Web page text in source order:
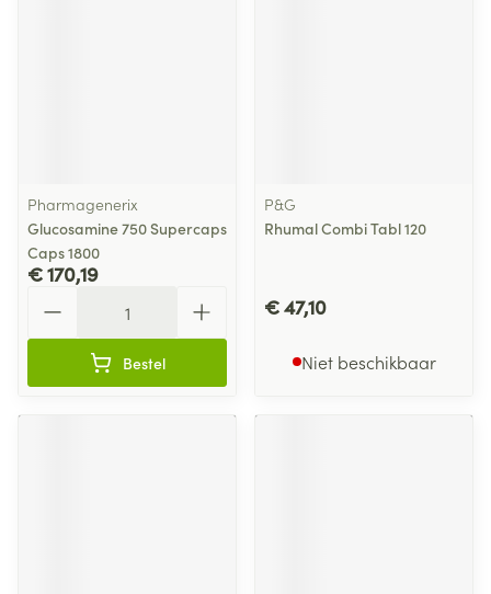
Pharmagenerix
Glucosamine 750 Supercaps
Caps 1800
€ 170,19
Bestel
P&G
Rhumal Combi Tabl 120
€ 47,10
Niet beschikbaar